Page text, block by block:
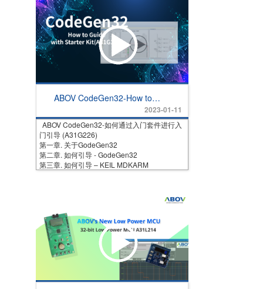
ABOV CodeGen32-How to
(A31G226) 2023-01-11
ABOV CodeGen32-如何通过入门套件进行入
门引导 (A31G226)
第一章. 关于GodeGen32
第二章. 如何引导 - GodeGen32
第三章. 如何引导 – KEIL MDKARM